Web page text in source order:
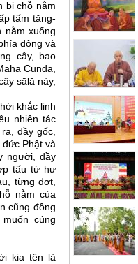
bị chỗ nằm
tấm tăng-
nằm xuống
đông và
cây, bao
Cunda,
sālā này,
khắc linh
nhiên tác
đầy gốc,
Phật và
người, đầy
tấu từ hư
từng đợt,
nằm của
cũng đồng
cúng
kia tên là